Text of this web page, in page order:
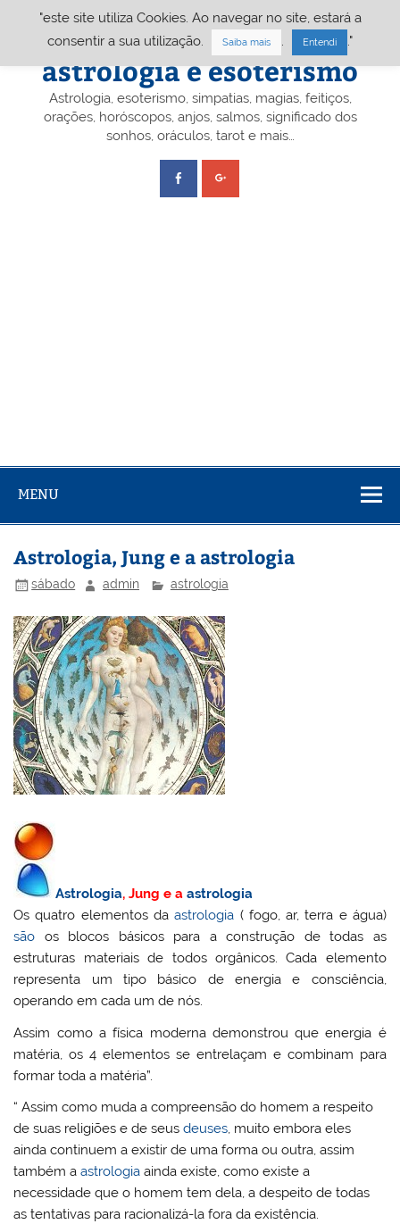
Portal A&E – Portal
astrologia e esoterismo
Astrologia, esoterismo, simpatias, magias, feitiços,
orações, horóscopos, anjos, salmos, significado dos
sonhos, oráculos, tarot e mais…
MENU
Astrologia, Jung e a astrologia
sábado admin astrologia
Astrologia, Jung e aastrologia
Os quatro elementos daastrologia ( fogo, ar, terra e água)
são os blocos básicos para a construção de todas as
estruturas materiais de todos orgânicos. Cada elemento
representa um tipo básico de energia e consciência,
operando em cada um de nós.
Assim como a física moderna demonstrou que energia é
matéria, os 4 elementos se entrelaçam e combinam para
formar toda a matéria”.
“ Assim como muda a compreensão do homem a respeito
de suas religiões e de seusdeuses, muito embora eles
ainda continuem a existir de uma forma ou outra, assim
também aastrologia ainda existe, como existe a
necessidade que o homem tem dela, a despeito de todas
as tentativas para racionalizá-la fora da existência.
"este site utiliza Cookies. Ao navegar no site, estará a
consentir a sua utilização.
Saiba mais Entendi ."